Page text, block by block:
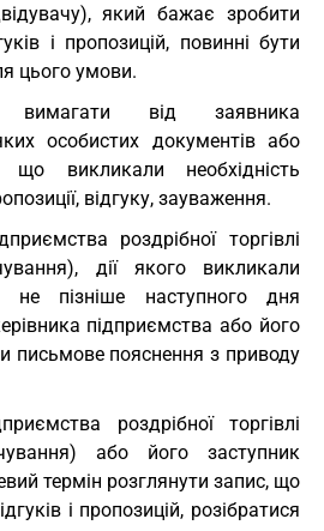
який бажає зробити
і пропозицій, повинні бути
цього умови.
вимагати від заявника
особистих документів або
що викликали необхідність
відгуку, зауваження.
роздрібної торгівлі
дії якого викликали
не пізніше наступного дня
підприємства або його
письмове пояснення з приводу
роздрібної торгівлі
або його заступник
термін розглянути запис, що
і пропозицій, розібратися